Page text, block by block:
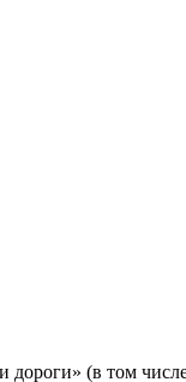
дороги» (в том